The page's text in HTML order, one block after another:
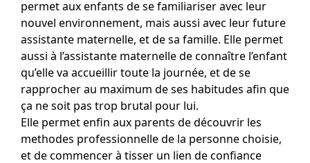
permet aux enfants de se familiariser avec leur
nouvel environnement, mais aussi avec leur future
assistante maternelle, et de sa famille. Elle permet
aussi à l’assistante maternelle de connaître l’enfant
qu’elle va accueillir toute la journée, et de se
rapprocher au maximum de ses habitudes afin que
ça ne soit pas trop brutal pour lui.
Elle permet enfin aux parents de découvrir les
methodes professionnelle de la personne choisie,
et de commencer à tisser un lien de confiance